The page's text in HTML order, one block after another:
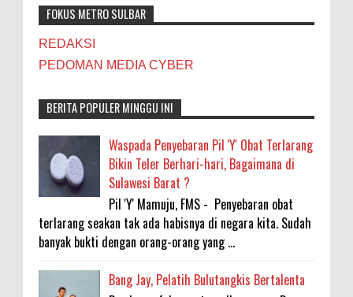
FOKUS METRO SULBAR
REDAKSI
PEDOMAN MEDIA CYBER
BERITA POPULER MINGGU INI
Waspada Penyebaran Pil 'Y' Obat Terlarang
Bikin Teler Berhari-hari, Bagaimana di
Sulawesi Barat ?
Pil 'Y' Mamuju, FMS - Penyebaran obat
terlarang seakan tak ada habisnya di negara kita. Sudah
banyak bukti dengan orang-orang yang ...
Bang Jay, Pelatih Bulutangkis Bertalenta